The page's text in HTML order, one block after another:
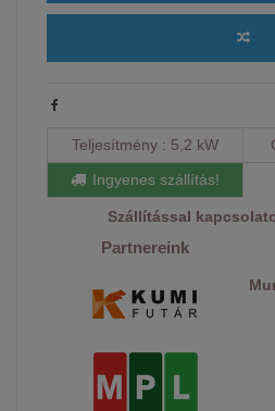
Teljesítmény 5,2 kW
Ingyenes szállítás!
Szállítással
Partnereink